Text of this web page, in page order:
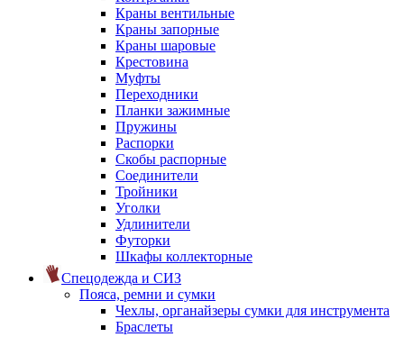
Краны вентильные
Краны запорные
Краны шаровые
Крестовина
Муфты
Переходники
Планки зажимные
Пружины
Распорки
Скобы распорные
Соединители
Тройники
Уголки
Удлинители
Футорки
Шкафы коллекторные
Спецодежда и СИЗ
Пояса, ремни и сумки
Чехлы, органайзеры сумки для инструмента
Браслеты